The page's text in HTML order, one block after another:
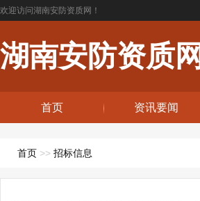
欢迎访问湖南安防资质网！
湖南安防资质网
首页 资讯要闻
首页 >> 招标信息